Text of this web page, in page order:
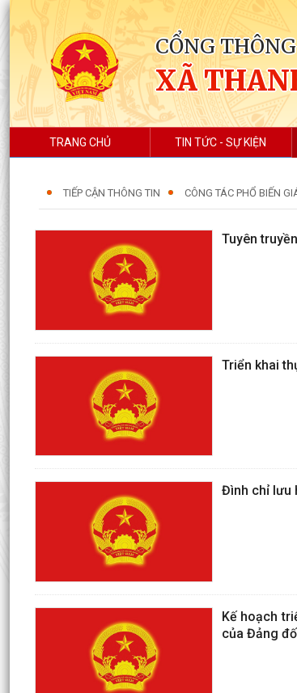
CỔNG
XÃ
TRANG CHỦ TIN TỨC - SỰ KIỆN
TIẾP CẬN THÔNG TIN CÔNG TÁC PHỔ BIẾN
Tuyên
Triển khai
Đình chỉ lưu
Kế hoạch
của Đảng